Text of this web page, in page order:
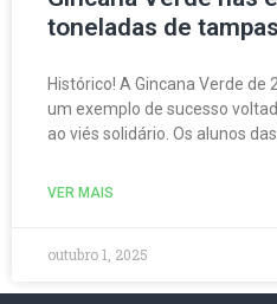
toneladas de
Histórico! A Gincana Verde
um exemplo de sucesso
ao viés solidário. Os alunos
VER MAIS
outubro 1, 2025